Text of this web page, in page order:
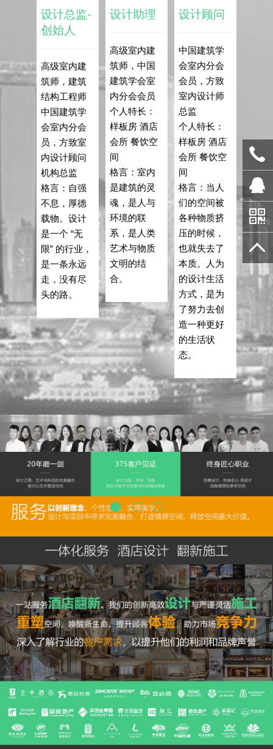
设计总监-
创始人
高级室内建
筑师，建筑
结构工程师
中国建筑学
会室内分会
员，方致室
内设计顾问
机构总监
格言：自强
不息，厚德
载物。设计
是一个 “无
限” 的行业，
是一条永远
走，没有尽
头的路。
设计助理
高级室内建
筑师，中国
建筑学会室
内分会会员
个人特长：
样板房 酒店
会所 餐饮空
间
格言：室内
是建筑的灵
魂，是人与
环境的联
系，是人类
艺术与物质
文明的结
合。
设计顾问
中国建筑学
会室内分会
会员，方致
室内设计师
总监
个人特长：
样板房 酒店
会所 餐饮空
间
格言：当人
们的空间被
各种物质挤
压的时候，
也就失去了
本质。人为
的设计生活
方式，是为
了努力去创
造一种更好
的生活状
态。